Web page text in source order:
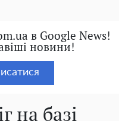
в Google News!
новини!
на базі